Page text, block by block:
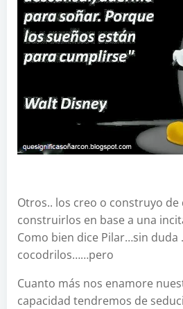
Otros.. los creo o construyo
construirlos en base a una
Como bien dice Pilar…sin
cocodrilos……pero
Cuanto más nos enamore
capacidad tendremos de